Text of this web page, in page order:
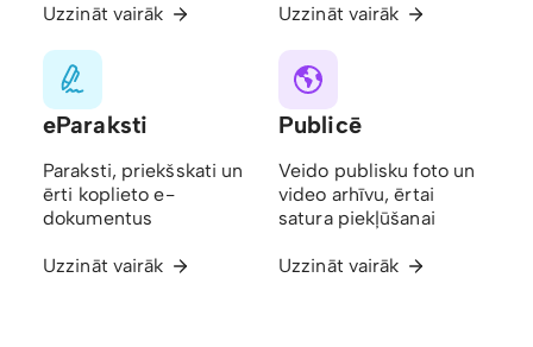
Uzzināt vairāk Uzzināt vairāk
eParaksti
Paraksti, priekšskati un
ērti koplieto e-
dokumentus
Uzzināt vairāk
Publicē
Veido publisku foto un
video arhīvu, ērtai
satura piekļūšanai
Uzzināt vairāk